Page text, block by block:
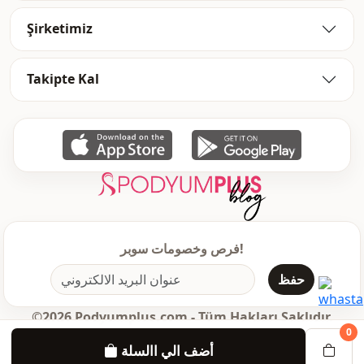
أضف الي االسلة
0
Şirketimiz
Takipte Kal
فرص وخصومات سوبر!
حفظ
©2026 Podyumplus.com - Tüm Hakları Saklıdır.